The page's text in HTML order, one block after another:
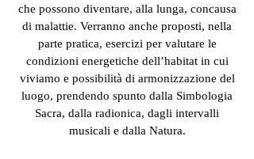
che possono diventare, alla lunga, concausa
di malattie. Verranno anche proposti, nella
parte pratica, esercizi per valutare le
condizioni energetiche dell’habitat in cui
viviamo e possibilità di armonizzazione del
luogo, prendendo spunto dalla Simbologia
Sacra, dalla radionica, dagli intervalli
musicali e dalla Natura.